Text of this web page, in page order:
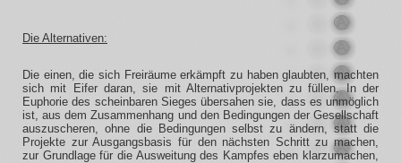
Die Alternativen:
Die einen, die sich Freiräume erkämpft zu haben glaubten, machten
sich mit Eifer daran, sie mit Alternativprojekten zu füllen. In der
Euphorie des scheinbaren Sieges übersahen sie, dass es unmöglich
ist, aus dem Zusammenhang und den Bedingungen der Gesellschaft
auszuscheren, ohne die Bedingungen selbst zu ändern, statt die
Projekte zur Ausgangsbasis für den nächsten Schritt zu machen,
zur Grundlage für die Ausweitung des Kampfes eben klarzumachen,